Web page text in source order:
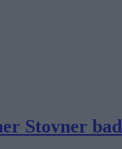
Stovner bad